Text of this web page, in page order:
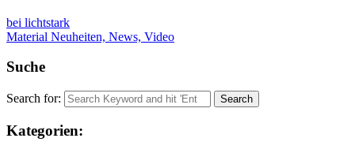
bei lichtstark
Material Neuheiten, News, Video
Suche
Search for:
Kategorien: